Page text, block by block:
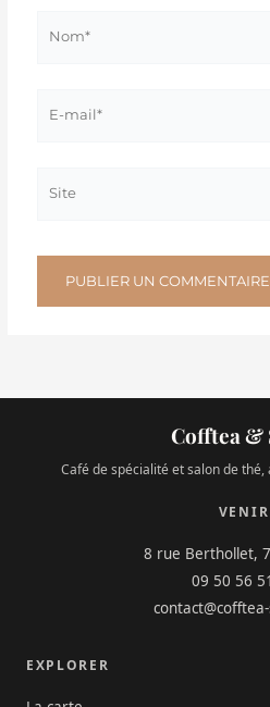
Cofftea &
Café de spécialité et salon de
VENIR
8 rue Berthollet,
09 50 56
EXPLORER